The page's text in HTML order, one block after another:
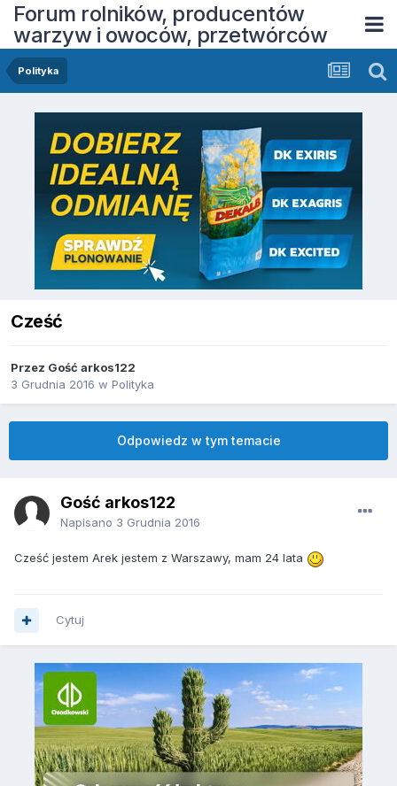
Forum rolników, producentów
warzyw i owoców, przetwórców
Polityka
Cześć
Przez Gość arkos122
3 Grudnia 2016 w Polityka
Odpowiedz w tym temacie
Gość arkos122
Napisano 3 Grudnia 2016
Cześć jestem Arek jestem z Warszawy, mam 24 lata
Cytuj